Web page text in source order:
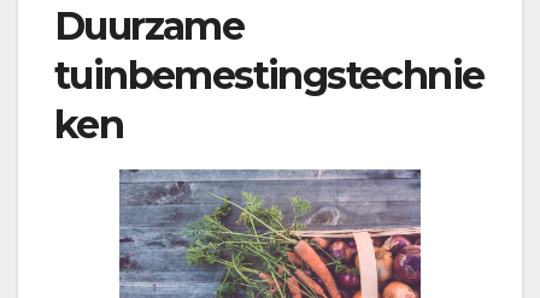
Duurzame
tuinbemestingstechnie
ken